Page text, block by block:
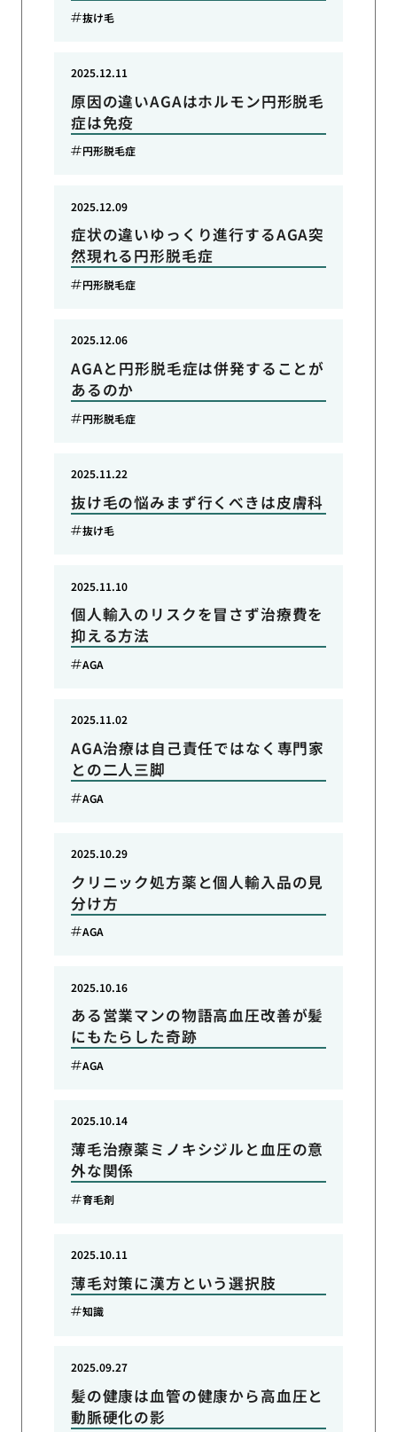
抜け毛
原因の違いAGAはホルモン円形脱毛
症は免疫
2025.12.11
円形脱毛症
症状の違いゆっくり進行するAGA突
然現れる円形脱毛症
2025.12.09
円形脱毛症
AGAと円形脱毛症は併発することが
あるのか
2025.12.06
円形脱毛症
抜け毛の悩みまず行くべきは皮膚科
2025.11.22
抜け毛
個人輸入のリスクを冒さず治療費を
抑える方法
2025.11.10
AGA
AGA治療は自己責任ではなく専門家
との二人三脚
2025.11.02
AGA
クリニック処方薬と個人輸入品の見
分け方
2025.10.29
AGA
ある営業マンの物語高血圧改善が髪
にもたらした奇跡
2025.10.16
AGA
薄毛治療薬ミノキシジルと血圧の意
外な関係
2025.10.14
育毛剤
薄毛対策に漢方という選択肢
2025.10.11
知識
髪の健康は血管の健康から高血圧と
動脈硬化の影
2025.09.27